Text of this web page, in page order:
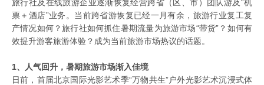
旅行社及在线旅游企业逐渐恢复经营跨省（区、市）团队游及“机
票＋酒店”业务。当前跨省游恢复已经一月有余，旅游行业复工复
产情况如何？旅行社如何抓住暑期流量为旅游市场“带货”？如何有
效提升游客旅游体验？成为当前旅游市场热议的话题。
1、人气回升，暑期旅游市场渐入佳境
日前，首届北京国际光影艺术季“万物共生”户外光影艺术沉浸式体